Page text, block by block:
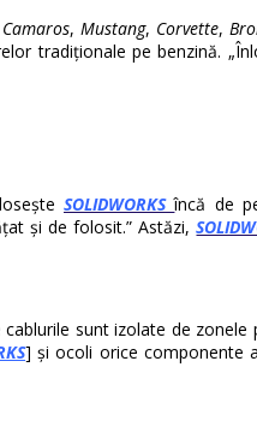
Camaros,Mustang, Corvette,
tradiționale pe benzină.
SOLIDWORKS încă de
și de folosit.” Astăzi,
sunt izolate de
] și ocoli orice componente